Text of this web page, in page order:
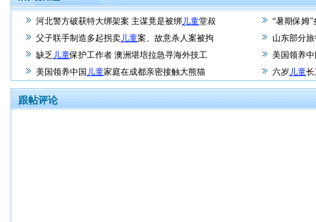
河北警方破获特大绑架案 主谋竟是被绑儿童堂叔
“暑期保姆
父子联手制造多起拐卖儿童案、故意杀人案被拘
山东部分
缺乏 儿童保护工作者 澳洲堪培拉急寻海外技工
美国领养
美国领养中国 儿童家庭在成都亲密接触大熊猫 六岁 儿童长
跟帖评论